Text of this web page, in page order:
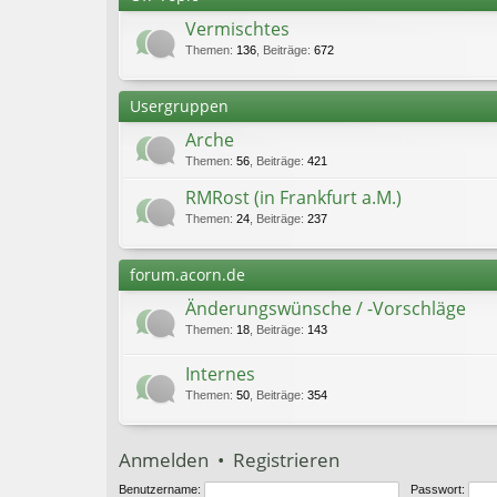
Vermischtes
Themen: 136 Beiträge: 672
Usergruppen
Arche
Themen: 56 Beiträge: 421
RMRost (in Frankfurt a.M.)
Themen: 24 Beiträge: 237
forum.acorn.de
Änderungswünsche / -Vorschläge
Themen: 18 Beiträge: 143
Internes
Themen: 50 Beiträge: 354
Anmelden • Registrieren
Benutzername: Passwort: